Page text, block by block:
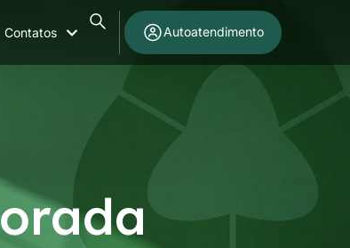
Contatos Autoatendimento